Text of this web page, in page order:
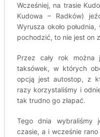
Wcześniej, na trasie
Kudowa – Radków)
Wyrusza około
pochodzić, to nie jest on
Przez cały rok można
taksówek, w których
opcją jest autostop, z
razy korzystaliśmy i
tak trudno go złapać.
Tego dnia wybraliśmy
czasie, a i wcześnie